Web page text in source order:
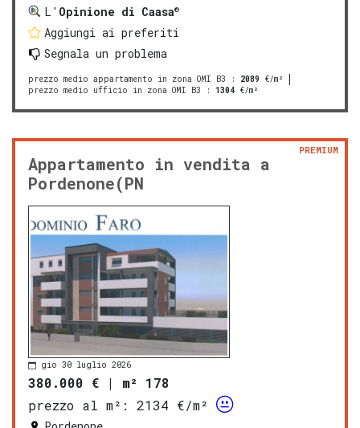
L' Opinione di Caasa®
Aggiungi ai preferiti
Segnala un problema
prezzo medio appartamento in zona OMI B3 : 2089 €/m²
prezzo medio ufficio in zona OMI B3 : 1304 €/m²
Appartamento in vendita a
Pordenone(PN
PREMIUM
gio 30 luglio 2026
380.000 € | m² 178
prezzo al m²:
2134 €/m²